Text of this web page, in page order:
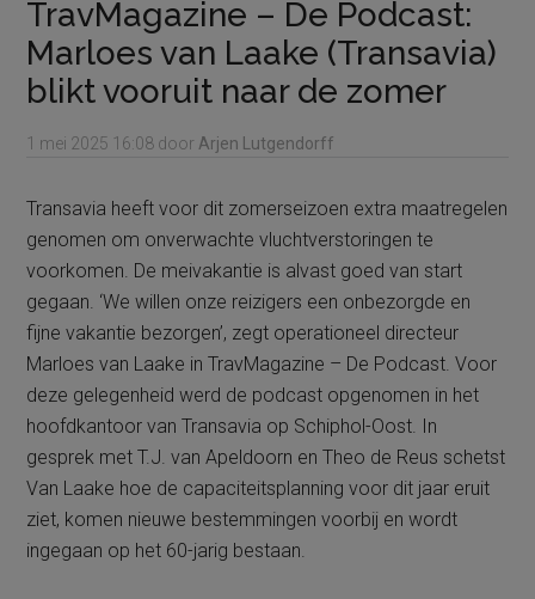
TravMagazine – De Podcast:
Marloes van Laake (Transavia)
blikt vooruit naar de zomer
1 mei 2025 16:08 door Arjen Lutgendorff
Transavia heeft voor dit zomerseizoen extra maatregelen
genomen om onverwachte vluchtverstoringen te
voorkomen. De meivakantie is alvast goed van start
gegaan. ‘We willen onze reizigers een onbezorgde en
fijne vakantie bezorgen’, zegt operationeel directeur
Marloes van Laake in TravMagazine – De Podcast. Voor
deze gelegenheid werd de podcast opgenomen in het
hoofdkantoor van Transavia op Schiphol-Oost. In
gesprek met T.J. van Apeldoorn en Theo de Reus schetst
Van Laake hoe de capaciteitsplanning voor dit jaar eruit
ziet, komen nieuwe bestemmingen voorbij en wordt
ingegaan op het 60-jarig bestaan.